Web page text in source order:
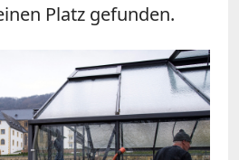
Platz gefunden.